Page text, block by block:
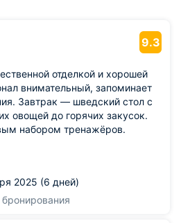
9.3
отделкой и хорошей
внимательный, запоминает
Завтрак — шведский стол с
овощей до горячих закусок.
набором тренажёров.
нет минибаров, но можно
2025 (6 дней)